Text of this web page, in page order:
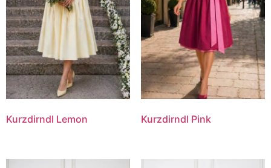
Kurzdirndl Lemon Kurzdirndl Pink